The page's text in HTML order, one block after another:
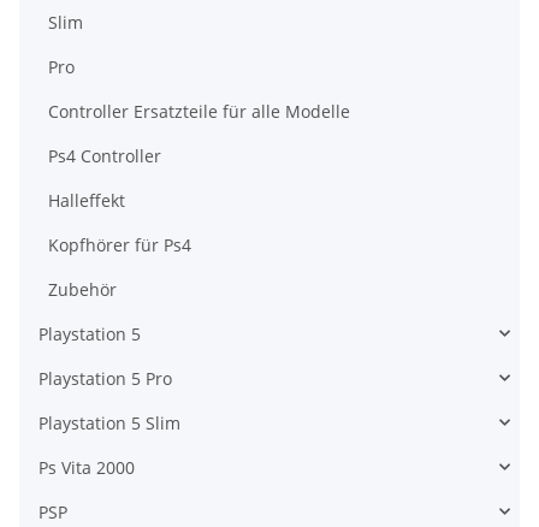
Slim
Pro
Controller Ersatzteile für alle Modelle
Ps4 Controller
Halleffekt
Kopfhörer für Ps4
Zubehör
Playstation 5
Playstation 5 Pro
Playstation 5 Slim
Ps Vita 2000
PSP